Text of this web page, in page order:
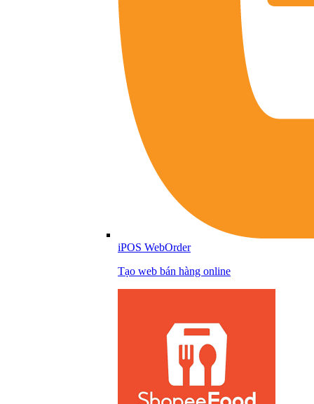
iPOS WebOrder
Tạo web bán hàng online